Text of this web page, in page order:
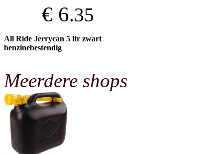
€ 6.35
All Ride Jerrycan 5 ltr zwart
benzinebestendig
Meerdere shops